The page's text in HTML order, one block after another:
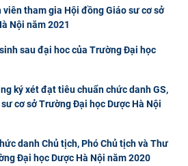
tham gia Hội đồng Giáo sư cơ sở
Nội năm 2021
sau đại hoc của Trường Đại học
ký xét đạt tiêu chuẩn chức danh GS,
cơ sở Trường Đại học Dược Hà Nội
danh Chủ tịch, Phó Chủ tịch và Thư
Đại học Dược Hà Nội năm 2020